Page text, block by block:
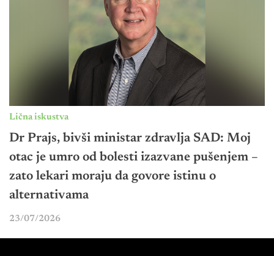
Lična iskustva
Dr Prajs, bivši ministar zdravlja SAD: Moj
otac je umro od bolesti izazvane pušenjem –
zato lekari moraju da govore istinu o
alternativama
23/07/2026